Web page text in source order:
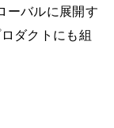
ーバルに展開す
ダクトにも組